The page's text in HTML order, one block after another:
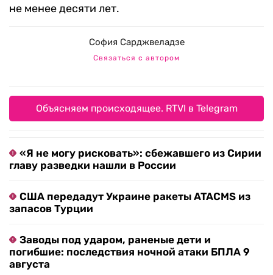
не менее десяти лет.
София Сарджвеладзе
Связаться с автором
Объясняем происходящее. RTVI в Telegram
«Я не могу рисковать»: сбежавшего из Сирии
главу разведки нашли в России
США передадут Украине ракеты ATACMS из
запасов Турции
Заводы под ударом, раненые дети и
погибшие: последствия ночной атаки БПЛА 9
августа